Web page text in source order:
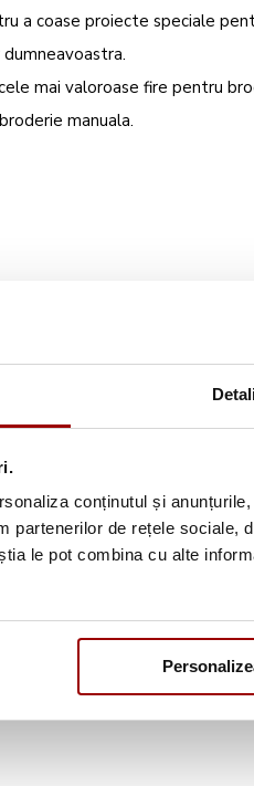
conținutul și
partenerilor de rețele sociale,
le pot combina cu alte
a coase proiecte speciale
mai valoroase fire pentru
manuala.